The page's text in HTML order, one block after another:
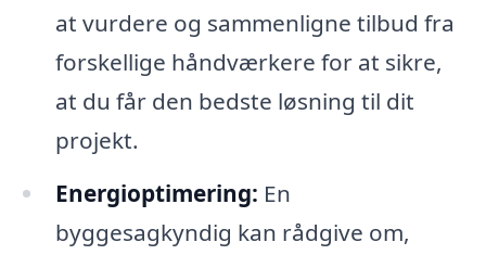
at vurdere og sammenligne tilbud fra
forskellige håndværkere for at sikre,
at du får den bedste løsning til dit
projekt.
Energioptimering: En
byggesagkyndig kan rådgive om,